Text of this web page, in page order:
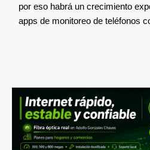
por eso habrá un crecimiento
apps de monitoreo de teléfonos